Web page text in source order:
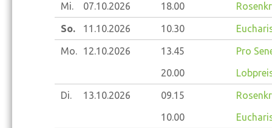
Mi. 07.10.2026 18.00
So. 11.10.2026 10.30
Mo. 12.10.2026 13.45
Pro
20.00
Di. 13.10.2026 09.15
10.00